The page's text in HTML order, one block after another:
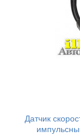
Датчик